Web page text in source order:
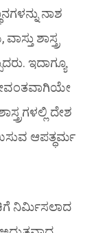
ನಾಶ
ಶಾಸ್ತ್ರ
ಇದಾಗ್ಯೂ
ದೇಶ
ಆಪತ್ಧರ್ಮ
ನಿರ್ಮಿಸಲಾದ